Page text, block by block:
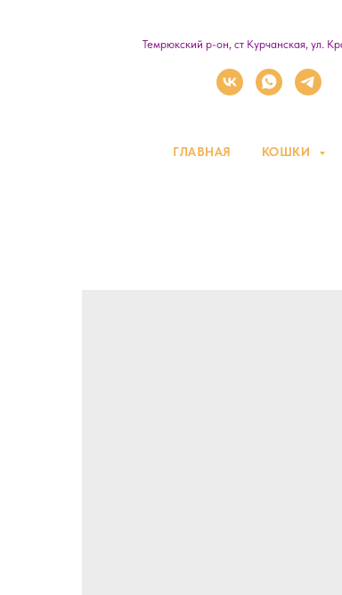
Темрюкский р-он, ст Курчанская, ул.
ГЛАВНАЯ КОШКИ